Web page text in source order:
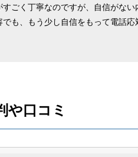
すごく丁寧なのですが、自信がな
も、もう少し自信をもって電話
や口コミ